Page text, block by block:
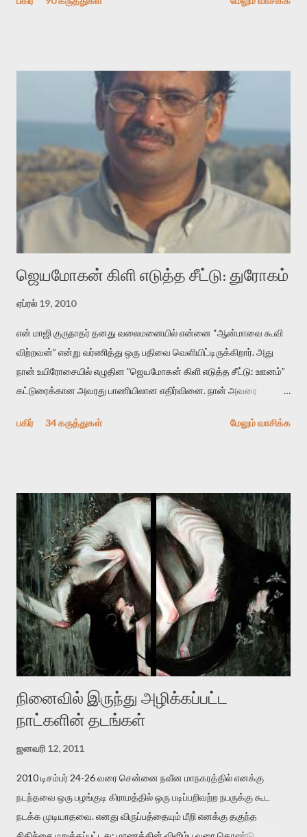
காலத்தில் ஜாலவித்தைக்காரர்கள் வந்து போன பின் அவர்களின்
அதிகமாக்கும். கொல்லாது. ஒரு கனவை மீட்டெடுப்பதன் நோக்கம்
என்னவாக இருக்கும்? கவிதையின் அரூப இயக்கத்தை பொதுவயமாக
வடிக்க முயல்வதும் அதற்கே. கோயில் கருவறையின்
மென்வெளிச்சத்தில் நுண்பேசியின் படக்கருவியை இயக்கி சாத்தி
வைத்து விட்டு இயக்கத்தை அறிவோம். அறிதல் அபச்சாரமில்லை.
பயணப் படிமம் என்பது காக்னிடிவ் பொயடிக்ஸ் எனும் சமகால
விமர்சனத்தின் ஒரு முக்கிய கருவி. இக்கருவியை மனுஷ்யபுத்திரனின்
“காலை வணக்கங்கள்” எனும் ஒரு கவிதையில் சொருகப் போகிறோம்.
முதலில் கருவியை பழகுவோம். அன்றாட மொழியில் ஒன்று ம...
ஜெயமோகன் கிளி எடுத்த சீட்டு: துரோகம்
ஏப்ரல் 19, 2010
என் மாஜி குருநாதர் தனது வலைமனையில் என்னை “ஆன்மாவை கூவி
விற்றவன்” என்று வர்ணித்து ஒரு பதிவை வெளியிட்டிருக்கிறார். அது
நான் உயிரோசையில் எழுதின ”ஜெயமோகன் கிளி எடுத்த சீட்டு: ஊனம்”
கட்டுரைக்கான அவரது பாணியிலான எதிர்வினை. நான் அவரை
பதிவை படித்த நண்பர்கள் பலரும் அவருக்காக இரக்கப்பட்டார்கள்.
தனது இணையதளத்திலே தொடர்ந்து பதிவு செய்கிறார். உயிர்மை
இன்னும் சில வருடங்களுக்கு தனக்கு எதிராக எழுத்தாளர்களை ஏவி
விட்டபடி இருக்கும் என்று ஒரு அச்சத்தை வெளிப்படுத்தியபடி
இருக்கிறார். அவர் கடுமையான பாதுகாப்பின்மை மனநிலையில் உள்ளார்.
உயிர்மை அவரை தாக்க உத்தேசித்தாலும் இல்லை என்றாலும்
ஜெயமோகன் அந்த பிரமையால் தொடர்ந்து அச்சுறுத்தலுக்கு உள்ளாகி
உள்ளார். உங்களை பற்றின இந்த தாக்குதல் கூட இதன் வெளிப்பாடு தான்”.
உண்மையே! ராக்கி படத்தில் குத்துச்சண்டை வீரராக வரும் சில்வெஸ்டர்
ஓரிடத்தில் சொல்வார்: ...
பகிர் 34 கருத்துகள் மேலும் வாசிக்க
நினைவில் இருந்து அழிக்கப்பட்ட
நாட்களின் தடங்கள்
ஜனவரி 12, 2011
2010 டிசம்பர் 24-26 வரை சென்னை நவீன மாநகரத்தில் எனக்கு
நடந்தவை ஒரு பழங்குடி கிராமத்தில் ஒரு படிப்பறிவற்ற நபருக்கு கூட
நடக்க முடியாதவை. எனது விருப்பத்தையும் மீறி எனக்கு தகுந்த